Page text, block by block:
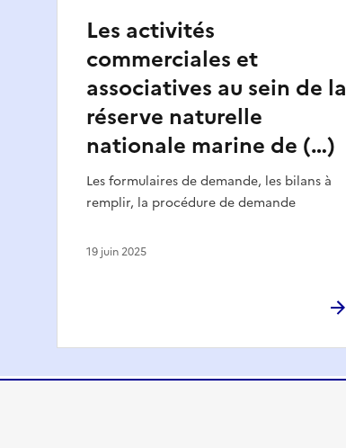
Les activités
commerciales et
associatives au sein de la
réserve naturelle
nationale marine de (…)
Les formulaires de demande, les bilans à
remplir, la procédure de demande
19 juin 2025